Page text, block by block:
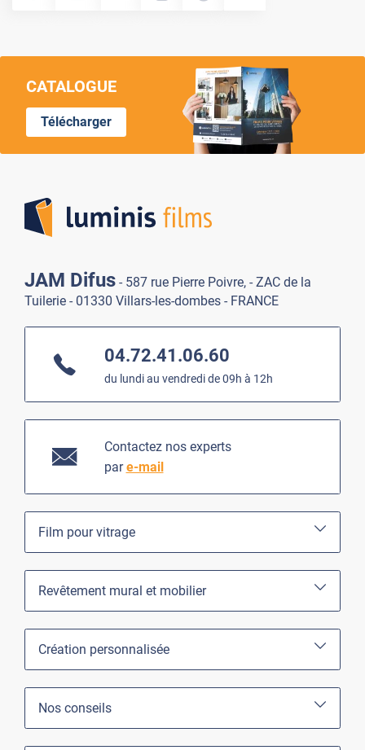
CATALOGUE
Télécharger
JAM Difus - 587 rue Pierre Poivre, - ZAC de la
Tuilerie - 01330 Villars-les-dombes - FRANCE
04.72.41.06.60
du lundi au vendredi de 09h à 12h
Contactez nos experts
pare-mail
Film pour vitrage
Revêtement mural et mobilier
Création personnalisée
Nos conseils